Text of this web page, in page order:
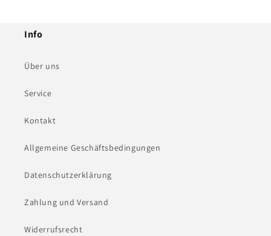
Info
Über uns
Service
Kontakt
Allgemeine Geschäftsbedingungen
Datenschutzerklärung
Zahlung und Versand
Widerrufsrecht